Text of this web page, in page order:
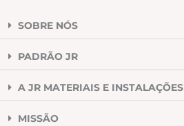
SOBRE NÓS
PADRÃO JR
A JR MATERIAIS E INSTALAÇÕES
MISSÃO